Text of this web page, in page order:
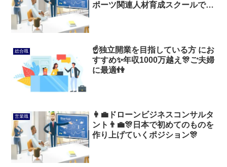
ポーツ関連人材育成スクールでの
総合職
☝独立開業を目指している方 にお
すすめ✨年収1000万越え🎊ご夫婦
に最適👫
営業職
👩‍💼ドローンビジネスコンサルタ
ント👨‍💼🎊日本で初めてのものを
作り上げていくポジション🎊